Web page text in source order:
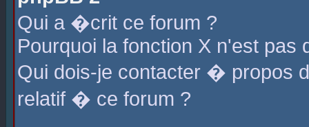
Qui a �crit ce forum ?
Pourquoi la fonction X n'est pas
Qui dois-je contacter � propos
relatif � ce forum ?